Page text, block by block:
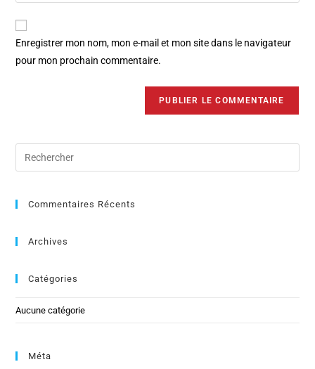
Enregistrer mon nom, mon e-mail et mon site dans le navigateur
pour mon prochain commentaire.
Commentaires Récents
Archives
Catégories
Aucune catégorie
Méta